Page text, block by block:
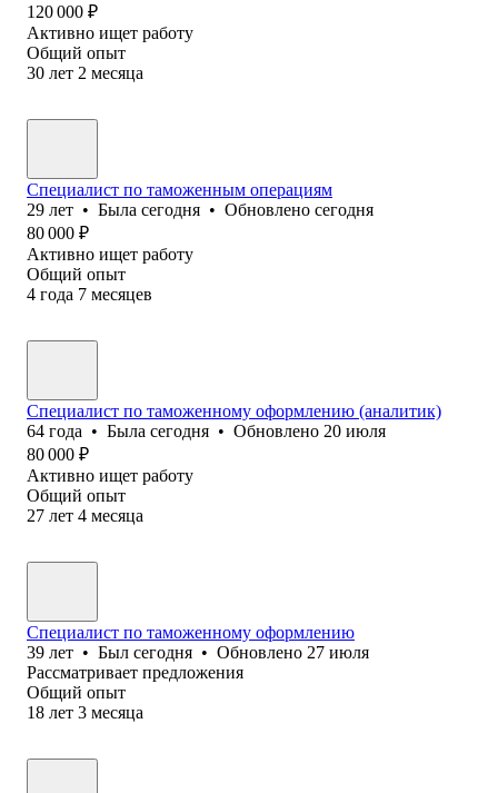
120 000 ₽
Активно ищет работу
Общий опыт
30 лет 2 месяца
Специалист по таможенным операциям
29 лет • Была сегодня • Обновлено сегодня
80 000 ₽
Активно ищет работу
Общий опыт
4 года 7 месяцев
Специалист по таможенному оформлению (аналитик)
64 года • Была сегодня • Обновлено 20 июля
80 000 ₽
Активно ищет работу
Общий опыт
27 лет 4 месяца
Специалист по таможенному оформлению
39 лет • Был сегодня • Обновлено 27 июля
Рассматривает предложения
Общий опыт
18 лет 3 месяца